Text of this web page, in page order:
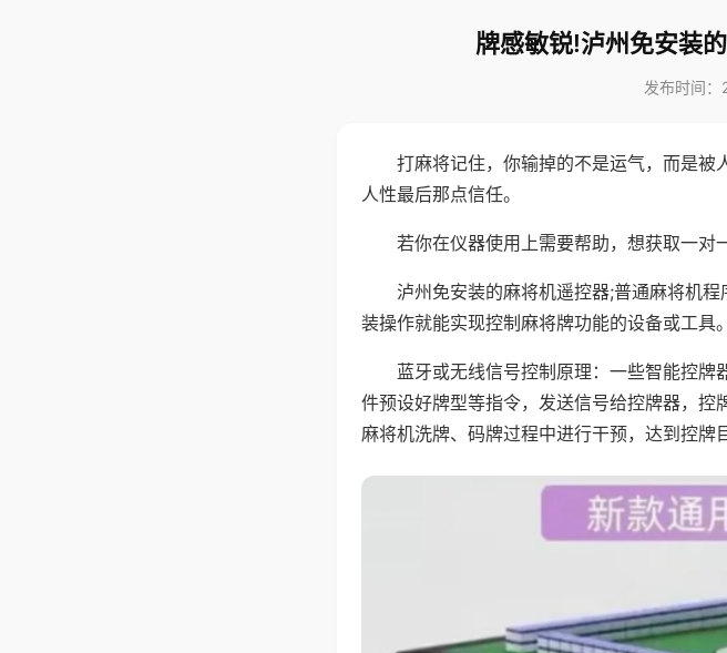
牌感敏锐!泸州免安装
发布时间
打麻将记住，你输掉的不是运气，而是
人性最后那点信任。
若你在仪器使用上需要帮助，想获取一对
泸州免安装的麻将机遥控器;普通麻将机
装操作就能实现控制麻将牌功能的设备或工具。
蓝牙或无线信号控制原理：一些智能控
件预设好牌型等指令，发送信号给控牌器，
麻将机洗牌、码牌过程中进行干预，达到控牌